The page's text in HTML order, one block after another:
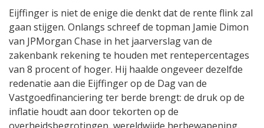
Eijffinger is niet de enige die denkt dat de rente flink zal
gaan stijgen. Onlangs schreef de topman Jamie Dimon
van JPMorgan Chase in het jaarverslag van de
zakenbank rekening te houden met rentepercentages
van 8 procent of hoger. Hij haalde ongeveer dezelfde
redenatie aan die Eijffinger op de Dag van de
Vastgoedfinanciering ter berde brengt: de druk op de
inflatie houdt aan door tekorten op de